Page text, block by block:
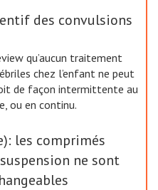
des convulsions
qu’aucun traitement
chez l’enfant ne peut
de façon intermittente au
ou en continu.
les comprimés
ne sont